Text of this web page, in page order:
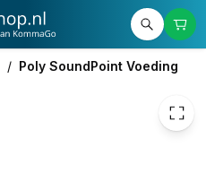
/ Poly SoundPoint Voeding